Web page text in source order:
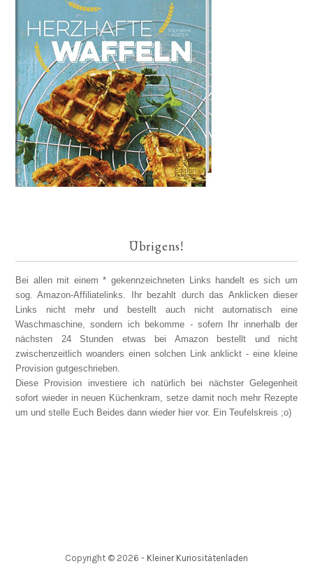
Übrigens!
Bei allen mit einem * gekennzeichneten Links handelt es sich um
sog. Amazon-Affiliatelinks. Ihr bezahlt durch das Anklicken dieser
Links nicht mehr und bestellt auch nicht automatisch eine
Waschmaschine, sondern ich bekomme - sofern Ihr innerhalb der
nächsten 24 Stunden etwas bei Amazon bestellt und nicht
zwischenzeitlich woanders einen solchen Link anklickt - eine kleine
Provision gutgeschrieben.
Diese Provision investiere ich natürlich bei nächster Gelegenheit
sofort wieder in neuen Küchenkram, setze damit noch mehr Rezepte
um und stelle Euch Beides dann wieder hier vor. Ein Teufelskreis ;o)
Copyright © 2026 - Kleiner Kuriositätenladen